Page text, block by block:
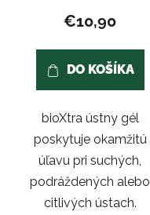
z
hviezdičiek.
€10,90
DO KOŠÍKA
bioXtra ústny gél
poskytuje okamžitú
úľavu pri suchých,
podráždených alebo
citlivých ústach.